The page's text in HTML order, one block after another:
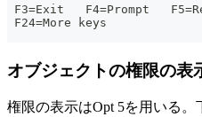
F3=Exit   F4=Prompt
F24=More keys
オブジェクトの権限の表
権限の表示はOpt 5を用いる